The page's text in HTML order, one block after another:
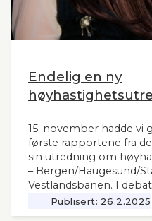
Endelig en ny
15. november hadde vi
første rapportene fra
sin utredning om
– Bergen/Haugesund/
Vestlandsbanen. I
høyhastighetsbaner i
nytt og oppdatert
Publisert: 26.2.2025